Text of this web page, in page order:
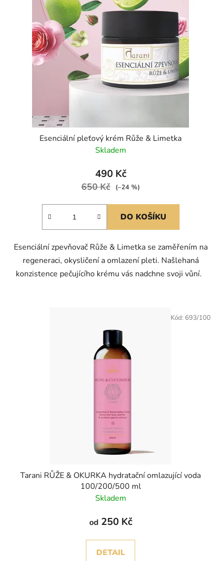
Esenciální pleťový krém Růže & Limetka
Skladem
490 Kč
650 Kč (–24 %)
DO KOŠÍKU
Esenciální zpevňovač Růže & Limetka se zaměřením na
regeneraci, okysličení a omlazení pleti. Našlehaná
konzistence pečujícího krému vás nadchne svoji vůní.
Tarani RŮŽE & OKURKA hydratační omlazující voda
100/200/500 ml
Skladem
od 250 Kč
DETAIL
Kód: 693/100